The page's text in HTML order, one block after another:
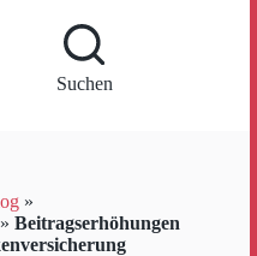
Suchen
»
» Beitragserhöhungen